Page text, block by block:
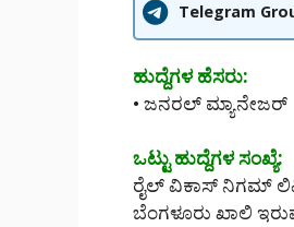
Telegram
ಹುದ್ದೆಗಳ ಹೆಸರು:
• ಜನರಲ್ ಮ್ಯಾನೇಜರ್
ಒಟ್ಟು ಹುದ್ದೆಗಳ ಸಂಖ್ಯೆ:
ರೈಲ್ ವಿಕಾಸ್ ನಿಗಮ್
ಬೆಂಗಳೂರು ಖಾಲಿ